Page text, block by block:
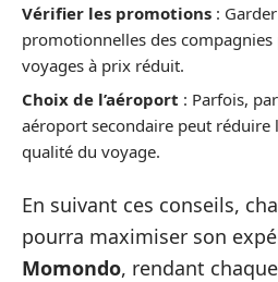
Vérifier les promotions :
promotionnelles des
voyages à prix réduit.
Choix de l’aéroport : Parfois,
aéroport secondaire peut réduire
qualité du voyage.
En suivant ces conseils,
pourra maximiser son
Momondo, rendant